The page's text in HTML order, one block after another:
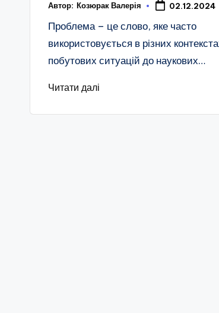
Автор: Козюрак Валерія 02.12.2024
Проблема – це слово, яке часто
використовується в різних
побутових ситуацій до наукових…
Читати далі